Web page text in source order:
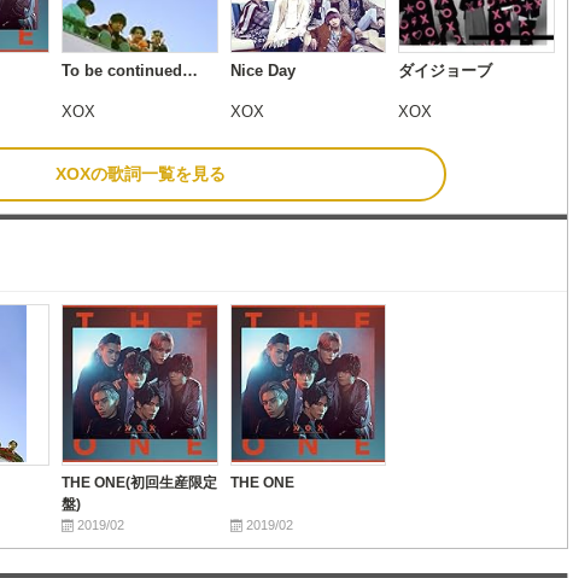
To be continued…
XOX
Nice Day
XOX
ダイジョーブ
XOX
XOXの歌詞一覧を見る
THE ONE(初回生産限定
盤)
2019/02
THE ONE
2019/02